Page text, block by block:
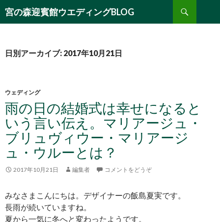
宮の森迎賓館ウエディングBLOG
検
索
ン
動
日別アーカイブ: 2017年10月21日
ウェディング
雨の日の結婚式は幸せになると
いう言い伝え。マリアージュ・
ブリュヴィウー・マリアージ
ュ・ウルーとは？
2017年10月21日 編集者 コメントをどうぞ
みなさまこんにちは。デザイナーの飯島夏実です。
長雨が続いていますね。
夏から一気に冬へと変わったようです。